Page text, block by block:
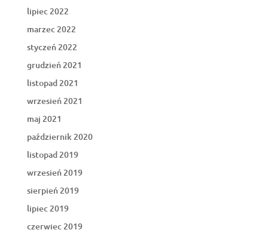
lipiec 2022
marzec 2022
styczeń 2022
grudzień 2021
listopad 2021
wrzesień 2021
maj 2021
październik 2020
listopad 2019
wrzesień 2019
sierpień 2019
lipiec 2019
czerwiec 2019